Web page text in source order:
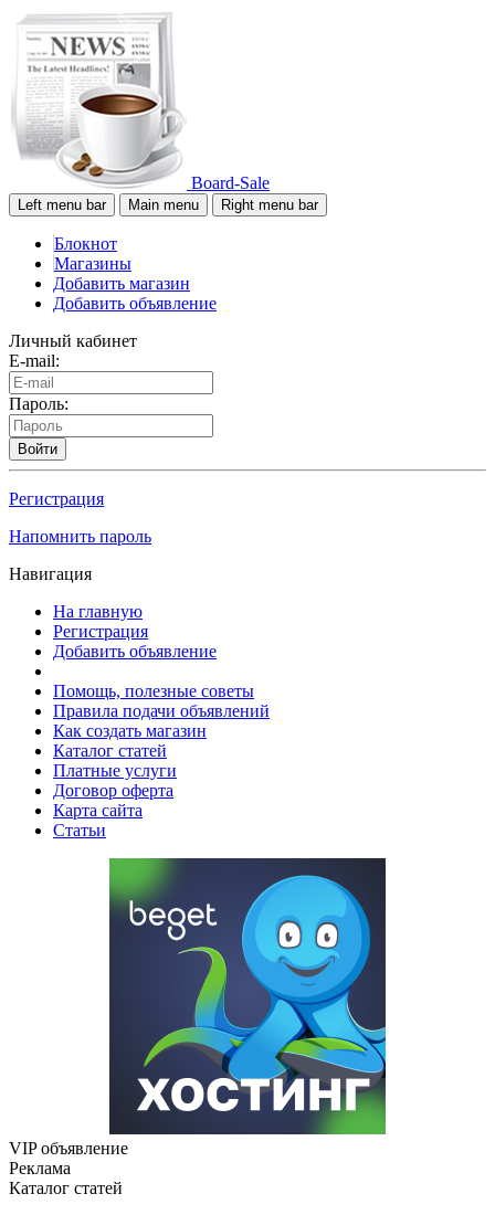
Board-Sale
Left menu bar Main menu Right menu bar
Блокнот
Магазины
Добавить магазин
Добавить объявление
Личный кабинет
E-mail:
Пароль:
Войти
Регистрация
Напомнить пароль
Навигация
На главную
Регистрация
Добавить объявление
Помощь, полезные советы
Правила подачи объявлений
Как создать магазин
Каталог статей
Платные услуги
Договор оферта
Карта сайта
Статьи
VIP объявление
Реклама
Каталог статей